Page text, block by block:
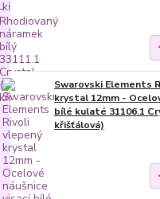
Swarovski Elements
krystal 12mm -
bílé kulaté 31106.1
křišťálová)